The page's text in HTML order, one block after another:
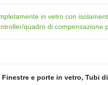
in vetro con
quadro di compensazione
Finestre e porte in vetro, Tubi